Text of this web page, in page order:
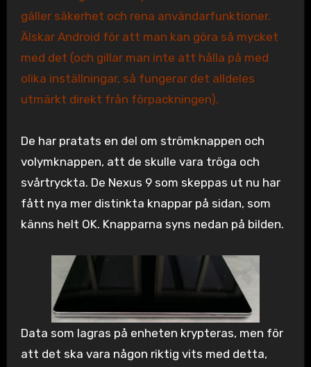
gäller säkerhet och rena användarfunktioner.
Älskar Android för att man kan göra så mycket
med det (och gillar man inte att hålla på med
olika inställningar, så fungerar det alldeles
utmärkt direkt från förpackningen).
De har pratats en del om strömknappen och
volymknappen, att de skulle vara tröga och
svårtryckta. De Nexus 9 som skeppas ut nu har
fått nya mer distinkta knappar på sidan, som
känns helt OK. Knapparna syns nedan på bilden.
Data som lagras på enheten krypteras, men för
att det ska vara någon riktig vits med detta,